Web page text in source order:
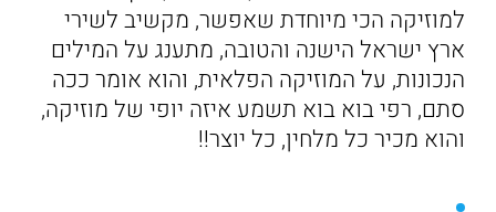
למוזיקה הכי מיוחדת שאפשר, מקשיב לשירי
ארץ ישראל הישנה והטובה, מתענג על המילים
הנכונות, על המוזיקה הפלאית, והוא אומר ככה
סתם, רפי בוא בוא תשמע איזה יופי של מוזיקה,
והוא מכיר כל מלחין, כל יוצר!!